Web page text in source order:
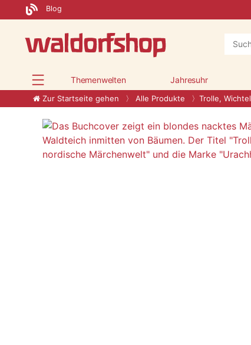
Blog
Themenwelten Jahresuhr
Zur Startseite gehen Alle Produkte Trolle,